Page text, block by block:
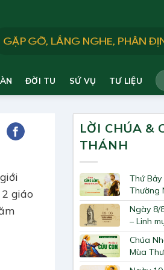
ĐỜI TU SỨ VỤ TƯ LIỆU
giáo
LỜI CHÚA &
THÁNH
Thứ Bảy
Thường
Ngày 8/
– Linh
Chúa
Mùa